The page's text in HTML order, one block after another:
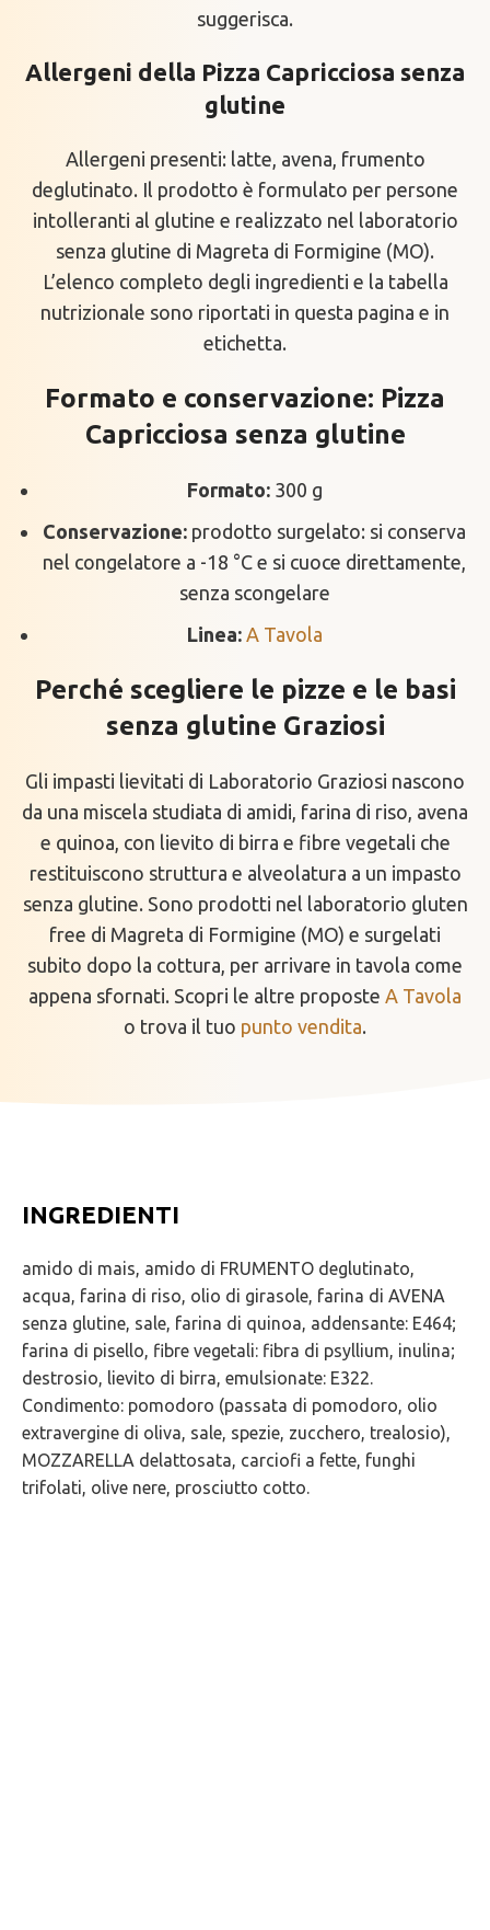
suggerisca.
Allergeni della Pizza Capricciosa senza
glutine
Allergeni presenti: latte, avena, frumento
deglutinato. Il prodotto è formulato per persone
intolleranti al glutine e realizzato nel laboratorio
senza glutine di Magreta di Formigine (MO).
L’elenco completo degli ingredienti e la tabella
nutrizionale sono riportati in questa pagina e in
etichetta.
Formato e conservazione: Pizza
Capricciosa senza glutine
Formato:300 g
Conservazione: prodotto surgelato: si conserva
nel congelatore a -18 °C e si cuoce direttamente,
senza scongelare
Linea: A Tavola
Perché scegliere le pizze e le basi
senza glutine Graziosi
Gli impasti lievitati di Laboratorio Graziosi nascono
da una miscela studiata di amidi, farina di riso, avena
e quinoa, con lievito di birra e fibre vegetali che
restituiscono struttura e alveolatura a un impasto
senza glutine. Sono prodotti nel laboratorio gluten
free di Magreta di Formigine (MO) e surgelati
subito dopo la cottura, per arrivare in tavola come
appena sfornati. Scopri le altre proposte A Tavola
o trova il tuo punto vendita.
INGREDIENTI
amido di mais, amido di FRUMENTO deglutinato,
acqua, farina di riso, olio di girasole, farina di AVENA
senza glutine, sale, farina di quinoa, addensante: E464;
farina di pisello, fibre vegetali: fibra di psyllium, inulina;
destrosio, lievito di birra, emulsionate: E322.
Condimento: pomodoro (passata di pomodoro, olio
extravergine di oliva, sale, spezie, zucchero, trealosio),
MOZZARELLA delattosata, carciofi a fette, funghi
trifolati, olive nere, prosciutto cotto.